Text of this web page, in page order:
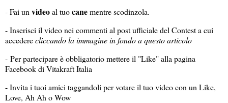
- Fai unvideoal tuocanementre scodinzola.
- Inserisci il video nei commenti al post ufficiale del Contest a cui
accederecliccando la immagine in fondo a questo articolo
- Per partecipare è obbligatorio mettere il "Like" alla pagina
Facebook di Vitakraft Italia
- Invita i tuoi amici taggandoli per votare il tuo video con un Like,
Love, Ah Ah o Wow